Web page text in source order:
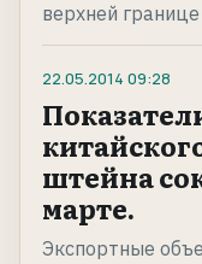
верхней
22.05.2014 09:28
штейна
марте.
Экспортные